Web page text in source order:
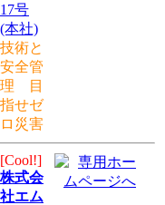
17号
(本社)
技術と
安全管
理 目
指せゼ
ロ災害
[Cool!]
株式会
社エム